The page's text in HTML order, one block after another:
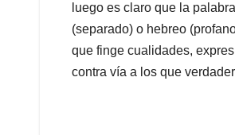
luego es claro que la
(separado) o hebreo
que finge cualidades,
contra vía a los que